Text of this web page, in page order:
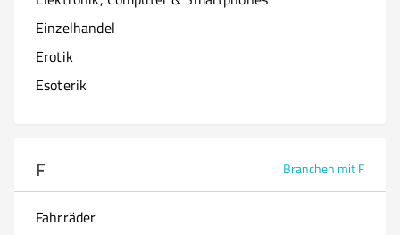
Einzelhandel
Erotik
Esoterik
F Branchen mit F
Fahrräder